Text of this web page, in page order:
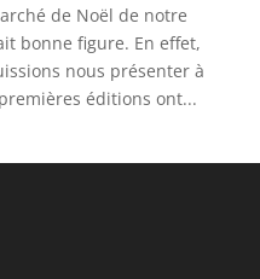
de Noël de notre
bonne figure. En effet,
nous présenter à
éditions ont...